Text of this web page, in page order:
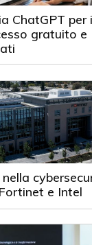
ChatGPT per
gratuito
e Intel